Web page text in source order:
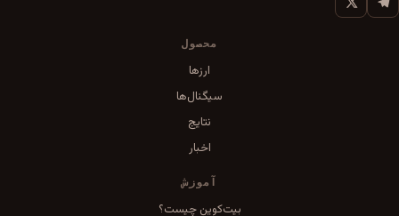
محصول
ارزها
سیگنال‌ها
نتایج
اخبار
آموزش
بیت‌کوین چیست؟